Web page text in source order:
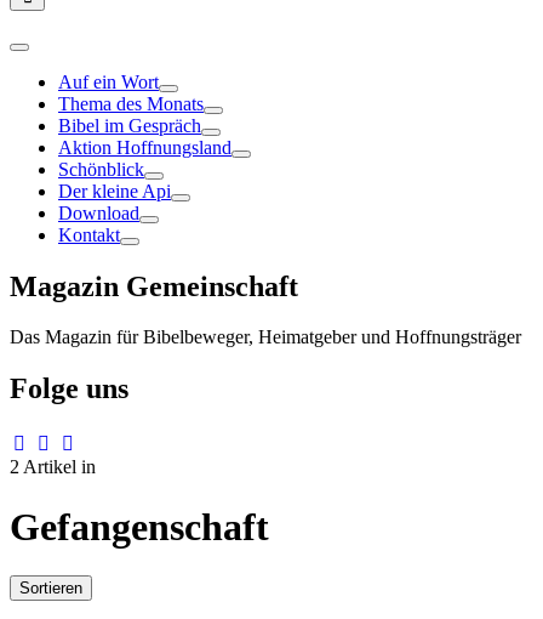
Auf ein Wort
Thema des Monats
Bibel im Gespräch
Aktion Hoffnungsland
Schönblick
Der kleine Api
Download
Kontakt
Magazin Gemeinschaft
Das Magazin für Bibelbeweger, Heimatgeber und Hoffnungsträger
Folge uns
2 Artikel in
Gefangenschaft
Sortieren